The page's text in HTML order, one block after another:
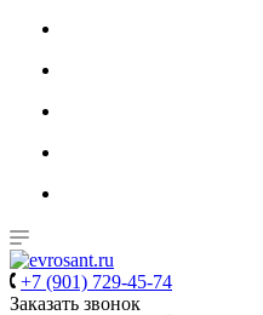
+7 (901) 729-45-74
Заказать звонок